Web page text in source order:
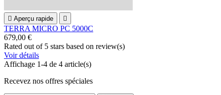
 Aperçu rapide 
TERRA MICRO PC 5000C
679,00 €
Rated out of 5 stars based on review(s)
Voir détails
Affichage 1-4 de 4 article(s)
Recevez nos offres spéciales